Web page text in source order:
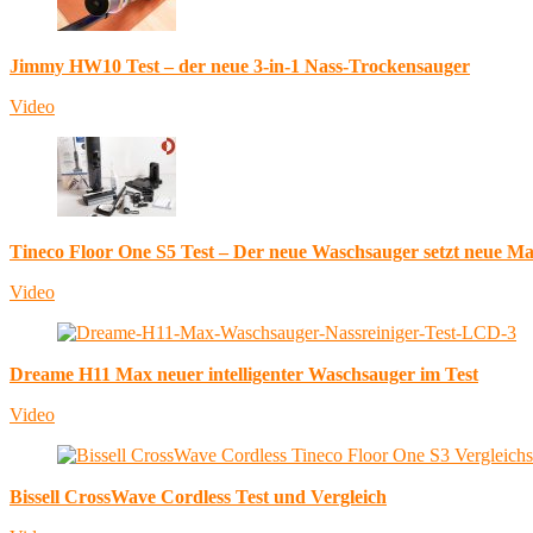
Jimmy HW10 Test – der neue 3-in-1 Nass-Trockensauger
Video
Tineco Floor One S5 Test – Der neue Waschsauger setzt neue
Video
Dreame H11 Max neuer intelligenter Waschsauger im Test
Video
Bissell CrossWave Cordless Test und Vergleich